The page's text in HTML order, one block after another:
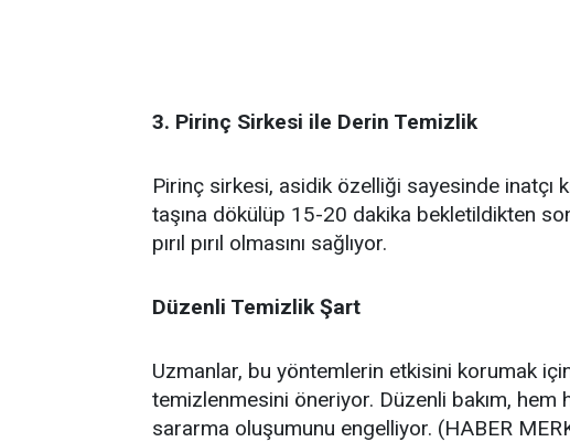
3. Pirinç Sirkesi ile Derin Temizlik
Pirinç sirkesi, asidik özelliği sayesinde inatçı
taşına dökülüp 15-20 dakika bekletildikten
pırıl pırıl olmasını sağlıyor.
Düzenli Temizlik Şart
Uzmanlar, bu yöntemlerin etkisini korumak
temizlenmesini öneriyor. Düzenli bakım,
sararma oluşumunu engelliyor. (HABER